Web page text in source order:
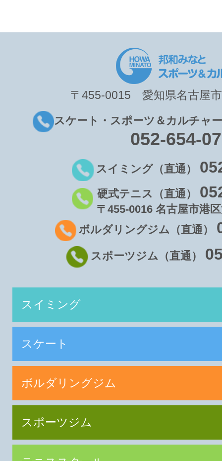
〒455-0015 愛知県名古屋
スケート・スポーツ＆カルチャ
052-654-
スイミング（直通）
硬式テニス（直通）
〒455-0016 名古屋市港
ボルダリングジム（直通）
スポーツジム（直通）
スイミング
スケート
ボルダリングジム
スポーツジム